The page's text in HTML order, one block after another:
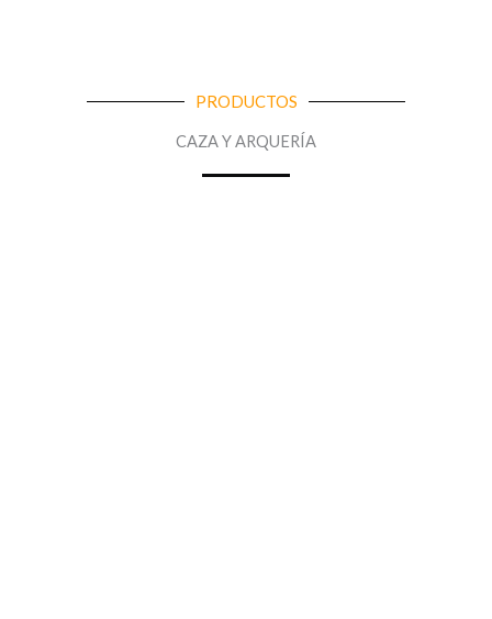
PRODUCTOS
CAZA Y ARQUERÍA